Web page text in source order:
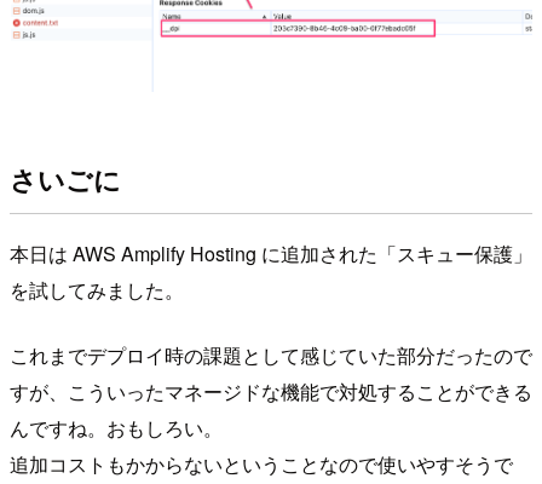
さいごに
本日は AWS Amplify Hosting に追加された「スキュー保護」
を試してみました。
これまでデプロイ時の課題として感じていた部分だったので
すが、こういったマネージドな機能で対処することができる
んですね。おもしろい。
追加コストもかからないということなので使いやすそうで